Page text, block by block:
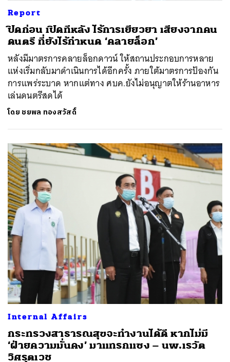
Report
ปิดก่อน เปิดทีหลัง ไร้การเยียวยา เสียงจากคน
ดนตรี ที่ยังไร้กำหนด ‘คลายล็อก’
หลังมีมาตรการคลายล็อกดาวน์ ให้สถานประกอบการหลาย
แห่งเริ่มกลับมาดำเนินการได้อีกครั้ง ภายใต้มาตรการป้องกัน
การแพร่ระบาด หากแต่ทาง ศบค.ยังไม่อนุญาตให้ร้านอาหาร
เล่นดนตรีสดได้
โดย ชยพล ทองสวัสดิ์
Internal Affairs
กระทรวงสาธารณสุขจะทำงานได้ดี หากไม่มี
‘ฝ่ายความมั่นคง’ มาแทรกแซง – นพ.เรวัต
วิศรุตเวช